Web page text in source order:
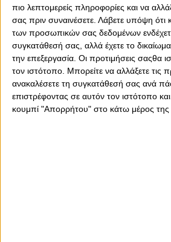
πιο λεπτομερείς πληροφορίες και να
σας πριν συναινέσετε. Λάβετε υπόψη ότι
των προσωπικών σας δεδομένων
συγκατάθεσή σας, αλλά έχετε το
την επεξεργασία. Οι προτιμήσεις σαςθα
τον ιστότοπο. Μπορείτε να αλλάξετε τις
ανακαλέσετε τη συγκατάθεσή σας ανά
επιστρέφοντας σε αυτόν τον ιστότοπο
κουμπί "Απορρήτου" στο κάτω μέρος της
"Δεν με υποχρεώνει κανείς να
προετοιμασία θα αρχίσει σε δύο
δεν πρόκειται να παλέψει για σένα
σου αν δεν το κάνεις εσύ. Κανείς
που θέλεις, θα πρέπει να βγεις και
Είναι δύσκολο και το ξέρω, το έχω
να συνεχίσεις την προσπάθεια.